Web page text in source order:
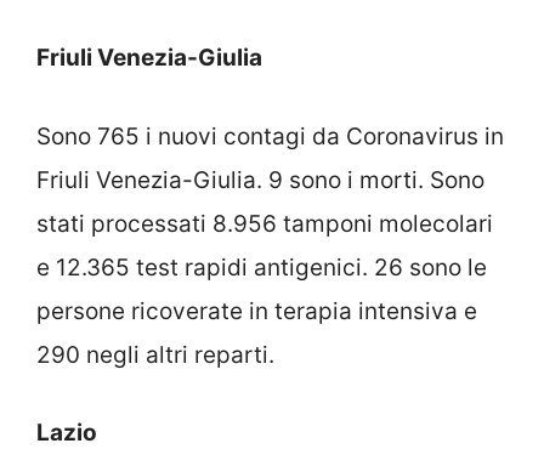
Friuli Venezia-Giulia
Sono 765 i nuovi contagi da Coronavirus in
Friuli Venezia-Giulia. 9 sono i morti. Sono
stati processati 8.956 tamponi molecolari
e 12.365 test rapidi antigenici. 26 sono le
persone ricoverate in terapia intensiva e
290 negli altri reparti.
Lazio